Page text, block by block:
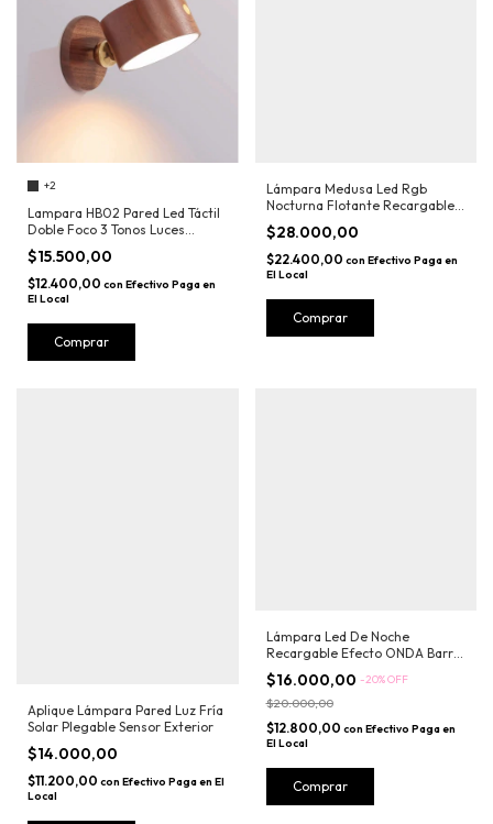
+2
Lampara HB02 Pared Led Táctil
Doble Foco 3 Tonos Luces
Recargable
$15.500,00
$12.400,00 con Efectivo Paga en
El Local
Comprar
Lámpara Medusa Led Rgb
Nocturna Flotante Recargable
Usb
$28.000,00
$22.400,00 con Efectivo Paga en
El Local
Aplique Lámpara Pared Luz Fría
Solar Plegable Sensor Exterior
$14.000,00
$11.200,00 con Efectivo Paga en El
Local
Lámpara Led De Noche
Recargable Efecto ONDA Barra
Sensor Movimiento 60cm
$16.000,00 -20%OFF
$20.000,00
$12.800,00 con Efectivo Paga en
El Local